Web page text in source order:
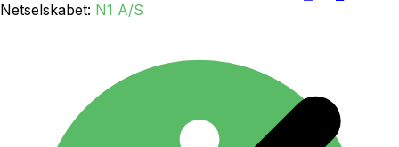
Netselskabet: N1 A/S